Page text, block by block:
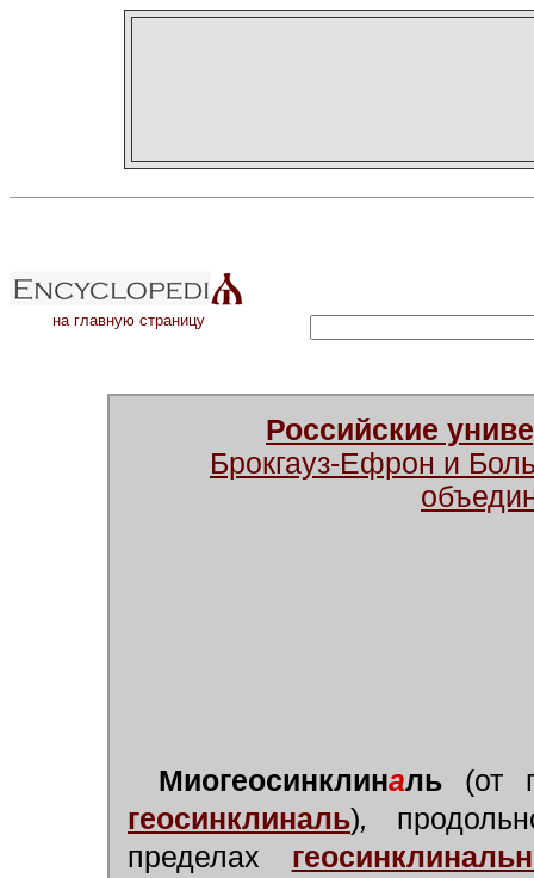
на главную страницу
Российские
Брокгауз-Ефрон и
Миогеосинклиналь (от
геосинклиналь),
пределах